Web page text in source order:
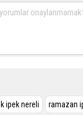
ipek nereli ramazan